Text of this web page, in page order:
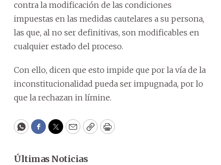
contra la modificación de las condiciones
impuestas en las medidas cautelares a su persona,
las que, al no ser definitivas, son modificables en
cualquier estado del proceso.
Con ello, dicen que esto impide que por la vía de la
inconstitucionalidad pueda ser impugnada, por lo
que la rechazan in límine.
WhatsApp
Facebook
Twitter
EmailCopyPrint
Últimas Noticias